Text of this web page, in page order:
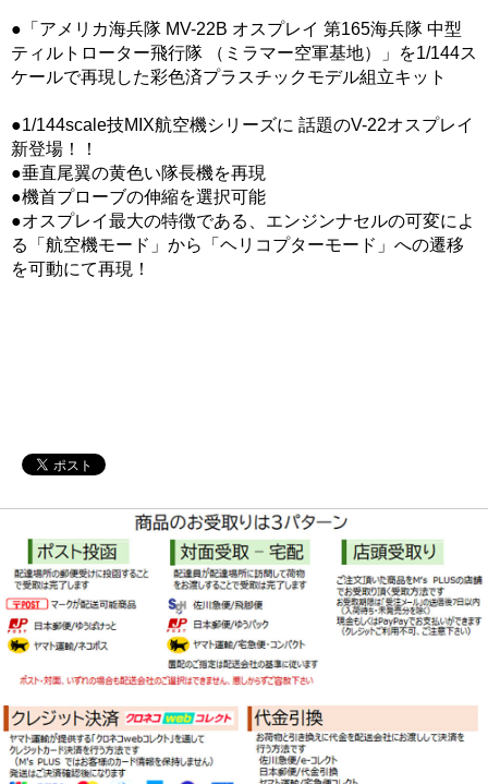
●「アメリカ海兵隊 MV-22B オスプレイ 第165海兵隊 中型
ティルトローター飛行隊 （ミラマー空軍基地）」を1/144ス
ケールで再現した彩色済プラスチックモデル組立キット
●1/144scale技MIX航空機シリーズに 話題のV-22オスプレイ
新登場！！
●垂直尾翼の黄色い隊長機を再現
●機首プローブの伸縮を選択可能
●オスプレイ最大の特徴である、エンジンナセルの可変によ
る「航空機モード」から「ヘリコプターモード」への遷移
を可動にて再現！